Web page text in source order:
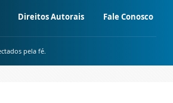
Direitos Autorais Fale Conosco
pela fé.